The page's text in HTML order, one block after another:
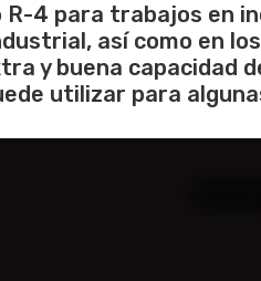
R-4 para trabajos en
así como en
y buena capacidad
utilizar para